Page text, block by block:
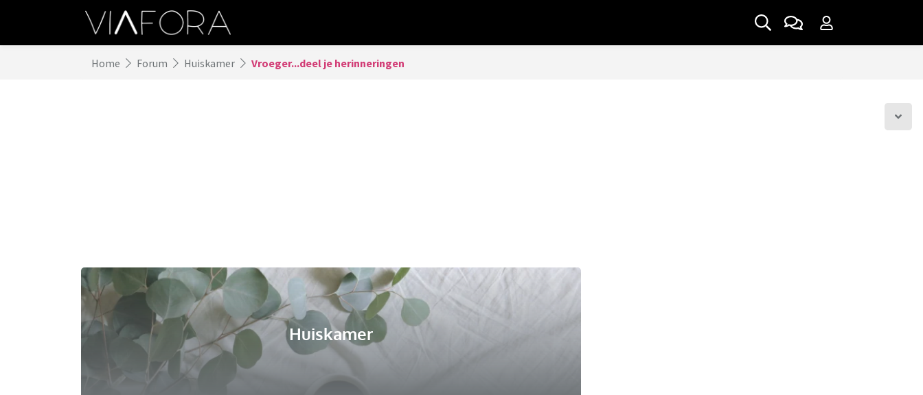
Home Forum Huiskamer Vroeger...deel je herinneringen
Huiskamer